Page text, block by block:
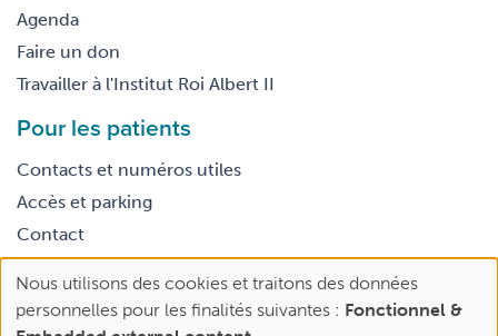
Agenda
Faire un don
Travailler à l'Institut Roi Albert II
Pour les patients
Contacts et numéros utiles
Accès et parking
Contact
Footer
legal
Conditions générales d’utilisation
Use
of
Nous utilisons des cookies et traitons des données
personnelles pour les finalités suivantes : Fonctionnel &